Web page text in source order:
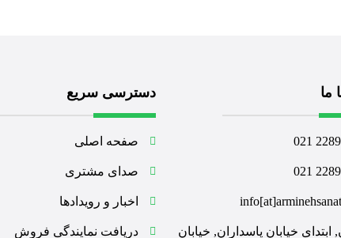
ما
ابتدای خیابان پاسداران, خیابان
دسترسی سریع
صفحه اصلی
صدای مشتری
اخبار و رویدادها
دریافت نمایندگی فروش